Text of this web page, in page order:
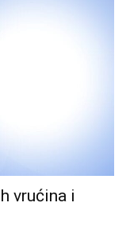
vrućina i